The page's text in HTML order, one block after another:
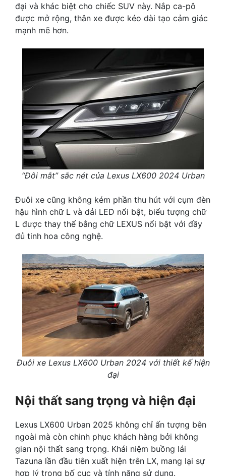
đại và khác biệt cho chiếc SUV này. Nắp ca-pô
được mở rộng, thân xe được kéo dài tạo cảm giác
mạnh mẽ hơn.
“Đôi mắt” sắc nét của Lexus LX600 2024 Urban
Đuôi xe cũng không kém phần thu hút với cụm đèn
hậu hình chữ L và dải LED nổi bật, biểu tượng chữ
L được thay thế bằng chữ LEXUS nổi bật với đầy
đủ tinh hoa công nghệ.
Đuôi xe Lexus LX600 Urban 2024 với thiết kế hiện
đại
Nội thất sang trọng và hiện đại
Lexus LX600 Urban 2025 không chỉ ấn tượng bên
ngoài mà còn chinh phục khách hàng bởi không
gian nội thất sang trọng. Khái niệm buồng lái
Tazuna lần đầu tiên xuất hiện trên LX, mang lại sự
hợp lý trong bố cục và tính năng sử dụng.